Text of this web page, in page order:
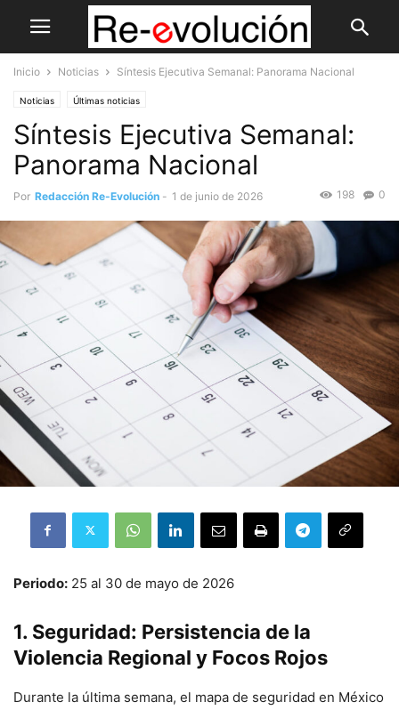
Inicio Noticias Síntesis Ejecutiva Semanal: Panorama Nacional
Noticias Últimas noticias
Síntesis Ejecutiva Semanal:
Panorama Nacional
Por Redacción Re-Evolución - 1 de junio de 2026 0
198
Periodo: 25 al 30 de mayo de 2026
1. Seguridad: Persistencia de la
Violencia Regional y Focos Rojos
Durante la última semana, el mapa de seguridad en México